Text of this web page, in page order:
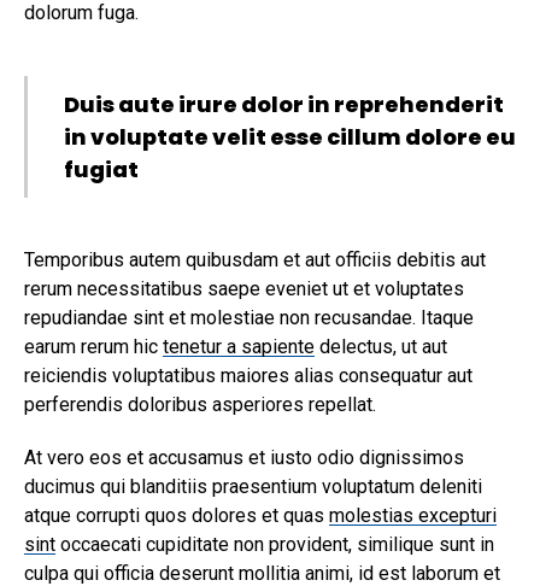
dolorum fuga.
Duis aute irure dolor in reprehenderit
in voluptate velit esse cillum dolore eu
fugiat
Temporibus autem quibusdam et aut officiis debitis aut
rerum necessitatibus saepe eveniet ut et voluptates
repudiandae sint et molestiae non recusandae. Itaque
earum rerum hic tenetur a sapiente delectus, ut aut
reiciendis voluptatibus maiores alias consequatur aut
perferendis doloribus asperiores repellat.
At vero eos et accusamus et iusto odio dignissimos
ducimus qui blanditiis praesentium voluptatum deleniti
atque corrupti quos dolores et quas molestias excepturi
sint occaecati cupiditate non provident, similique sunt in
culpa qui officia deserunt mollitia animi, id est laborum et